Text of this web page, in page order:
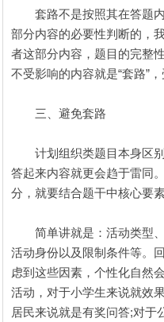
套路不是按照其在答题内
部分内容的必要性判断的，
者这部分内容，题目的完整
不受影响的内容就是“套路”，
三、避免套路
计划组织类题目本身区别
答起来内容就更会趋于雷同
分，就要结合题干中核心要
简单讲就是：活动类型、
活动身份以及限制条件等。
虑到这些因素，个性化自然
活动，对于小学生来说就效
居民来说就是有奖问答;对于